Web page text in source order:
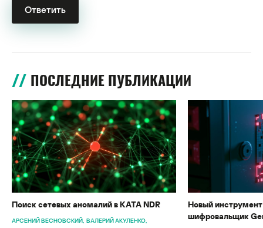
ПОСЛЕДНИЕ ПУБЛИКАЦИИ
Поиск сетевых аномалий в KATA NDR
АРСЕНИЙ ВЕСНОВСКИЙ ВАЛЕРИЙ АКУЛЕНКО
Новый
шифровальщик